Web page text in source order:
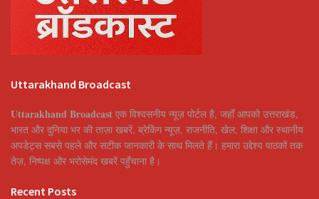
Uttarakhand Broadcast
Uttarakhand Broadcast एक विश्वसनीय न्यूज़ पोर्टल है, जहाँ आपको उत्तराखंड,
भारत और दुनिया भर की ताज़ा खबरें, ब्रेकिंग न्यूज़, राजनीति, खेल, शिक्षा और स्थानीय
अपडेट्स सबसे पहले और सटीक जानकारी के साथ मिलते हैं। हमारा उद्देश्य पाठकों तक
तेज़, निष्पक्ष और भरोसेमंद खबरें पहुँचाना है।
Recent Posts